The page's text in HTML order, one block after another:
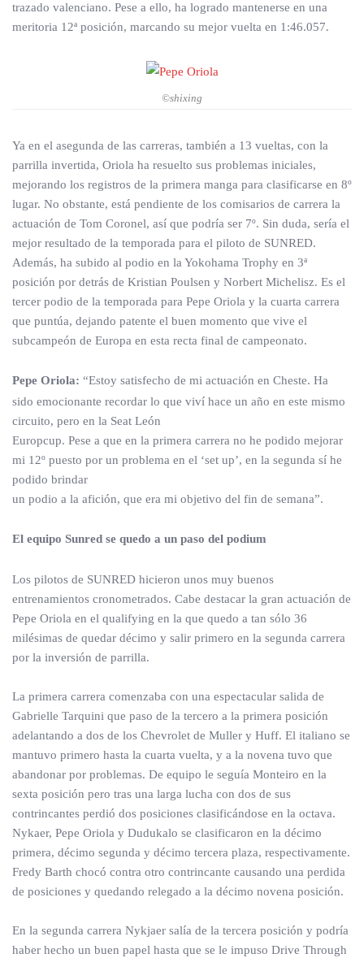
trazado valenciano. Pese a ello, ha logrado mantenerse en una
meritoria 12ª posición, marcando su mejor vuelta en 1:46.057.
©shixing
Ya en el asegunda de las carreras, también a 13 vueltas, con la
parrilla invertida, Oriola ha resuelto sus problemas iniciales,
mejorando los registros de la primera manga para clasificarse en 8º
lugar. No obstante, está pendiente de los comisarios de carrera la
actuación de Tom Coronel, así que podría ser 7º. Sin duda, sería el
mejor resultado de la temporada para el piloto de SUNRED.
Además, ha subido al podio en la Yokohama Trophy en 3ª
posición por detrás de Kristian Poulsen y Norbert Michelisz. Es el
tercer podio de la temporada para Pepe Oriola y la cuarta carrera
que puntúa, dejando patente el buen momento que vive el
subcampeón de Europa en esta recta final de campeonato.
Pepe Oriola: “Estoy satisfecho de mi actuación en Cheste. Ha
sido emocionante recordar lo que viví hace un año en este mismo
circuito, pero en la Seat León
Europcup. Pese a que en la primera carrera no he podido mejorar
mi 12º puesto por un problema en el ‘set up’, en la segunda sí he
podido brindar
un podio a la afición, que era mi objetivo del fin de semana”.
El equipo Sunred se quedo a un paso del podium
Los pilotos de SUNRED hicieron unos muy buenos
entrenamientos cronometrados. Cabe destacar la gran actuación de
Pepe Oriola en el qualifying en la que quedo a tan sólo 36
milésimas de quedar décimo y salir primero en la segunda carrera
por la inversión de parrilla.
La primera carrera comenzaba con una espectacular salida de
Gabrielle Tarquini que paso de la tercero a la primera posición
adelantando a dos de los Chevrolet de Muller y Huff. El italiano se
mantuvo primero hasta la cuarta vuelta, y a la novena tuvo que
abandonar por problemas. De equipo le seguía Monteiro en la
sexta posición pero tras una larga lucha con dos de sus
contrincantes perdió dos posiciones clasificándose en la octava.
Nykaer, Pepe Oriola y Dudukalo se clasificaron en la décimo
primera, décimo segunda y décimo tercera plaza, respectivamente.
Fredy Barth chocó contra otro contrincante causando una perdida
de posiciones y quedando relegado a la décimo novena posición.
En la segunda carrera Nykjaer salía de la tercera posición y podría
haber hecho un buen papel hasta que se le impuso Drive Through